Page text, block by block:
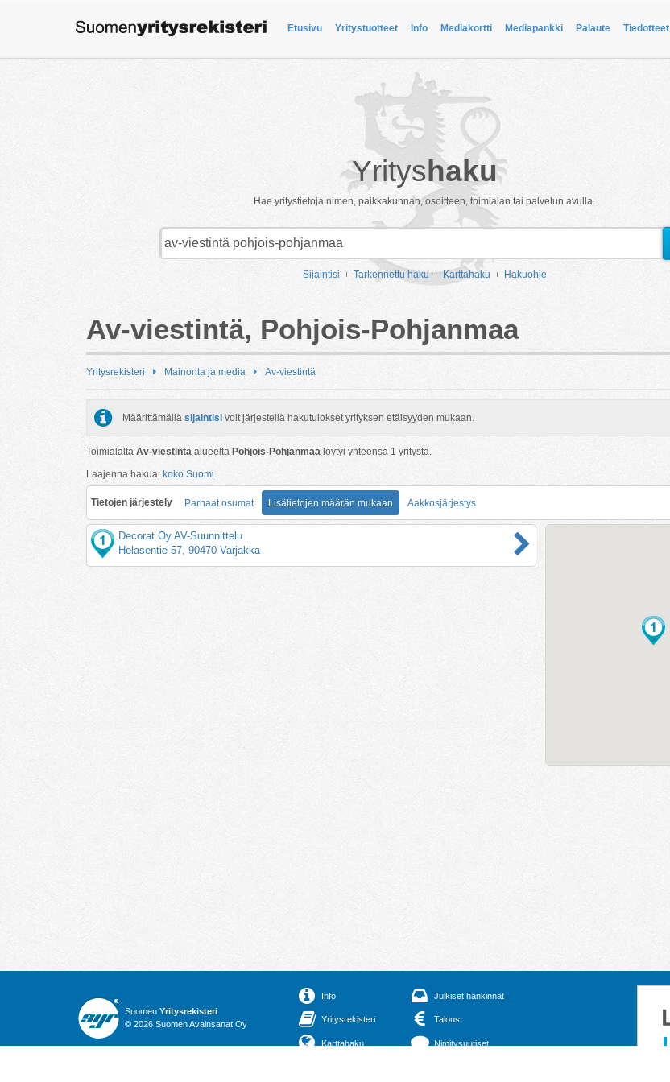
Etusivu Yritystuotteet Info Mediakortti Mediapankki Palaute Tiedotteet
Yrityshaku
Hae yritystietoja nimen, paikkakunnan, osoitteen, toimialan tai palvelun avulla.
Sijaintisi Tarkennettu haku Karttahaku Hakuohje
Av-viestintä, Pohjois-Pohjanmaa
Yritysrekisteri Mainonta ja media Av-viestintä
Määrittämällä sijaintisi voit järjestellä hakutulokset yrityksen etäisyyden mukaan.
Toimialalta Av-viestintä alueelta Pohjois-Pohjanmaa löytyi yhteensä 1 yritystä.
Laajenna hakua: koko Suomi
Tietojen järjestely Parhaat osumat Lisätietojen määrän mukaan Aakkosjärjestys
Decorat Oy AV-Suunnittelu
Helasentie 57, 90470 Varjakka
Suomen Yritysrekisteri
© 2026 Suomen Avainsanat Oy
Info
Yritysrekisteri
Karttahaku
Julkiset hankinnat
Talous
Nimitysuutiset